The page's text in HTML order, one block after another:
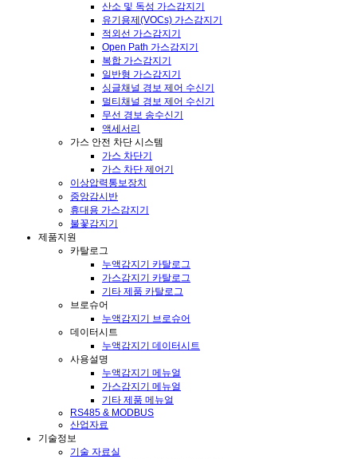
산소 및 독성 가스감지기
유기용제(VOCs) 가스감지기
적외선 가스감지기
Open Path 가스감지기
복합 가스감지기
일반형 가스감지기
싱글채널 경보 제어 수신기
멀티채널 경보 제어 수신기
무선 경보 송수신기
액세서리
가스 안전 차단 시스템
가스 차단기
가스 차단 제어기
이상압력통보장치
중앙감시반
휴대용 가스감지기
불꽃감지기
제품지원
카탈로그
누액감지기 카탈로그
가스감지기 카탈로그
기타 제품 카탈로그
브로슈어
누액감지기 브로슈어
데이터시트
누액감지기 데이터시트
사용설명
누액감지기 메뉴얼
가스감지기 메뉴얼
기타 제품 메뉴얼
RS485 & MODBUS
산업자료
기술정보
기술 자료실